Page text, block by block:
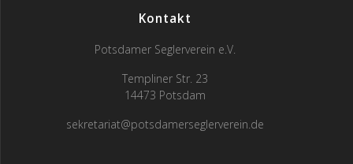
Kontakt
Potsdamer Seglerverein e.V.
Templiner Str. 23
14473 Potsdam
sekretariat@potsdamerseglerverein.de